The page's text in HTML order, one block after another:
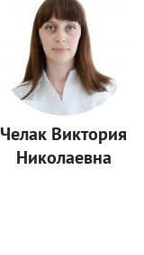
Челак Виктория
Николаевна